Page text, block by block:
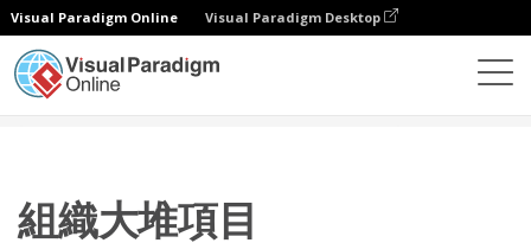
Visual Paradigm Online Visual Paradigm Desktop
組織大堆項目